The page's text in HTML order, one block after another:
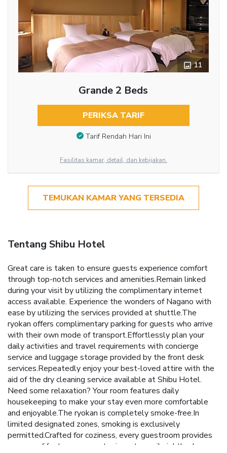
11
Grande 2 Beds
PERIKSA TARIF
Tarif Rendah Hari Ini
Fasilitas kamar, detail, dan kebijakan.
TEMUKAN KAMAR YANG TERSEDIA
Tentang Shibu Hotel
Great care is taken to ensure guests experience comfort
through top-notch services and amenities.Remain linked
during your visit by utilizing the complimentary internet
access available. Experience the wonders of Nagano with
ease by utilizing the services provided at shuttle.The
ryokan offers complimentary parking for guests who arrive
with their own mode of transport.Effortlessly plan your
daily activities and travel requirements with concierge
service and luggage storage provided by the front desk
services.Repeatedly enjoy your best-loved attire with the
aid of the dry cleaning service available at Shibu Hotel.
Need some relaxation? Your room features daily
housekeeping to make your stay even more comfortable
and enjoyable.The ryokan is completely smoke-free.In
limited designated zones, smoking is exclusively
permitted.Crafted for coziness, every guestroom provides
an array of features, guaranteeing a tranquil night's sleep